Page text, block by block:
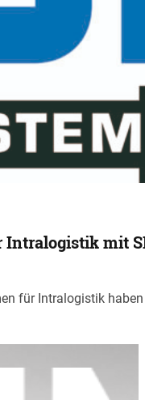
Intralogistik mit
für Intralogistik